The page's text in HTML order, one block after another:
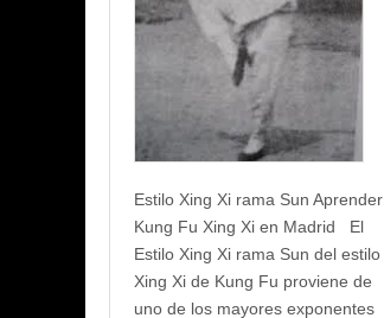
Estilo Xing Xi rama Sun Aprender
Kung Fu Xing Xi en Madrid El
Estilo Xing Xi rama Sun del estilo
Xing Xi de Kung Fu proviene de
uno de los mayores exponentes